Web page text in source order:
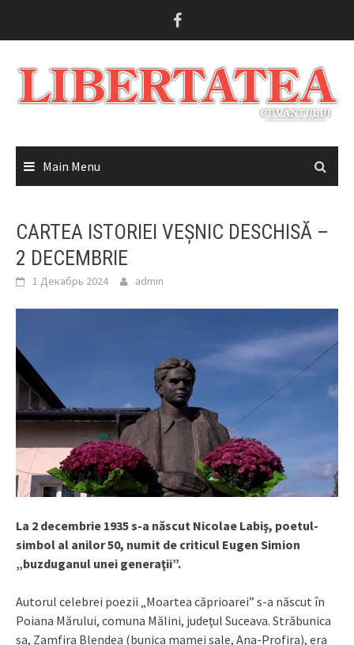
Main Menu
CARTEA ISTORIEI VEȘNIC DESCHISĂ –
2 DECEMBRIE
1 Декабрь 2024 admin
La 2 decembrie 1935 s-a născut Nicolae Labiş, poetul-
simbol al anilor 50, numit de criticul Eugen Simion
„buzduganul unei generaţii”.
Autorul celebrei poezii „Moartea căprioarei” s-a născut în
Poiana Mărului, comuna Mălini, judeţul Suceava. Străbunica
sa, Zamfira Blendea (bunica mamei sale, Ana-Profira), era